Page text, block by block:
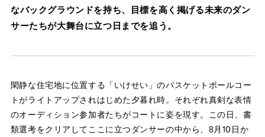
なバックグラウンドを持ち、目標を高く掲げる未来のダン
サーたちが大舞台に立つ日までを追う。
閑静な住宅地に位置する「いけせい」のバスケットボールコー
トがライトアップされはじめた夕暮れ時。それぞれ真剣な表情
のオーディション参加者たちがコートに姿を現す。この日、書
類選考をクリアしてここに立つダンサーの中から、8月10日か